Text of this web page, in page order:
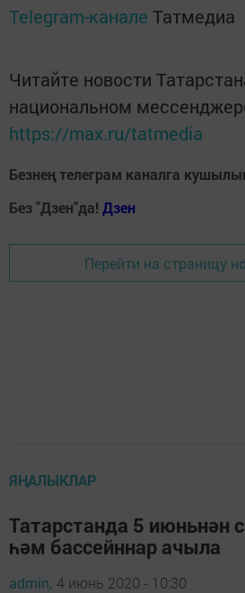
Telegram-канале Татмедиа
Читайте новости
национальном
https://max.ru/tatmedia
Безнең телеграм каналга
Без "Дзен"да! Дзен
Перейти на страницу
ЯҢАЛЫКЛАР
Татарстанда 5 июньнән
һәм бассейннар ачыла
admin, 4 июнь 2020 - 10:30